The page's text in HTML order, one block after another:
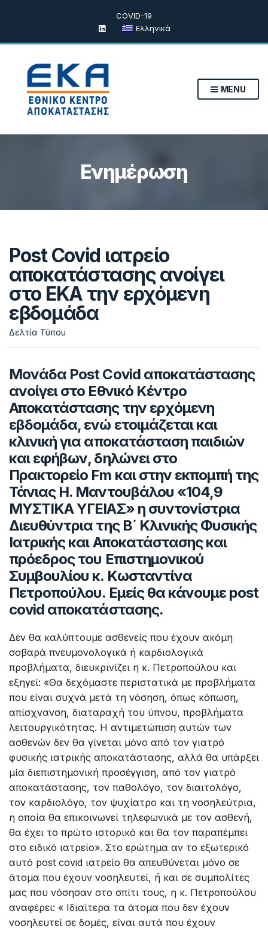
COVID-19
Ελληνικά
MENU
Ενημέρωση
Post Covid ιατρείο
αποκατάστασης ανοίγει
στο ΕΚΑ την ερχόμενη
εβδομάδα
Δελτία Τύπου
Μονάδα Post Covid αποκατάστασης
ανοίγει στο Εθνικό Κέντρο
Αποκατάστασης την ερχόμενη
εβδομάδα, ενώ ετοιμάζεται και
κλινική για αποκατάσταση παιδιών
και εφήβων, δηλώνει στο
Πρακτορείο Fm και στην εκπομπή της
Τάνιας Η. Μαντουβάλου «104,9
ΜΥΣΤΙΚΑ ΥΓΕΙΑΣ» η συντονίστρια
Διευθύντρια της Β΄ Κλινικής Φυσικής
Ιατρικής και Αποκατάστασης και
πρόεδρος του Επιστημονικού
Συμβουλίου κ. Κωσταντίνα
Πετροπούλου. Εμείς θα κάνουμε post
covid αποκατάστασης.
Δεν θα καλύπτουμε ασθενείς που έχουν ακόμη
σοβαρά πνευμονολογικά ή καρδιολογικά
προβλήματα, διευκρινίζει η κ. Πετροπούλου και
εξηγεί: «Θα δεχόμαστε περιστατικά με προβλήματα
που είναι συχνά μετά τη νόσηση, όπως κόπωση,
απίσχνανση, διαταραχή του ύπνου, προβλήματα
λειτουργικότητας. Η αντιμετώπιση αυτών των
ασθενών δεν θα γίνεται μόνο από τον γιατρό
φυσικής ιατρικής αποκατάστασης, αλλά θα υπάρξει
μία διεπιστημονική προσέγγιση, από τον γιατρό
αποκατάστασης, τον παθολόγο, τον διαιτολόγο,
τον καρδιολόγο, τον ψυχίατρο και τη νοσηλεύτρια,
η οποία θα επικοινωνεί τηλεφωνικά με τον ασθενή,
θα έχει το πρώτο ιστορικό και θα τον παραπέμπει
στο ειδικό ιατρείο». Στο ερώτημα αν το εξωτερικό
αυτό post covid ιατρείο θα απευθύνεται μόνο σε
άτομα που έχουν νοσηλευτεί, ή και σε συμπολίτες
μας που νόσησαν στο σπίτι τους, η κ. Πετροπούλου
αναφέρει: « Ιδιαίτερα τα άτομα που δεν έχουν
νοσηλευτεί σε δομές, είναι αυτά που έχουν